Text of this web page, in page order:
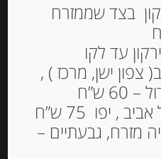
גבינת פורט סלו 185 גרם
בצד שממזרח
עד לקו
צפון ישן, מרכז ) ,
ש”ח
יפו 75 ש”ח
מזרח, גבעתיים –